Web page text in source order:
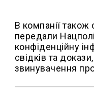
В компанії
передали
конфіденційну
свідків та
звинувачення